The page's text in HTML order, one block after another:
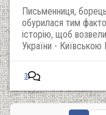
Письменниця,
обурилася тим
історію, щоб
України -
3